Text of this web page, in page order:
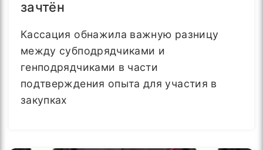
зачтён
Кассация обнажила важную разницу
между субподрядчиками и
генподрядчиками в части
подтверждения опыта для участия в
закупках